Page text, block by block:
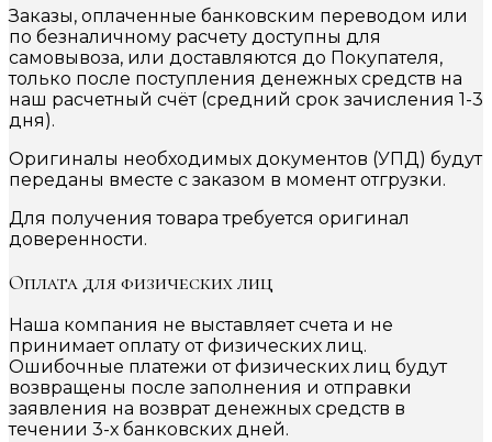
Заказы, оплаченные банковским переводом или
по безналичному расчету доступны для
самовывоза, или доставляются до Покупателя,
только после поступления денежных средств на
наш расчетный счёт (средний срок зачисления 1-3
дня).
Оригиналы необходимых документов (УПД) будут
переданы вместе с заказом в момент отгрузки.
Для получения товара требуется оригинал
доверенности.
Оплата для физических лиц
Наша компания не выставляет счета и не
принимает оплату от физических лиц.
Ошибочные платежи от физических лиц будут
возвращены после заполнения и отправки
заявления на возврат денежных средств в
течении 3-х банковских дней.